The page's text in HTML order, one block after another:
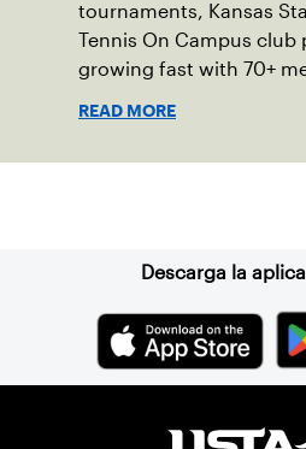
tournaments, Kansas
Tennis On Campus club
growing fast with 70+
READ MORE
Descarga la